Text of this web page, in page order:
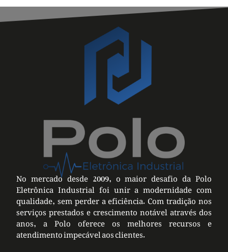
No mercado desde 2009, o maior desafio da Polo
Eletrônica Industrial foi unir a modernidade com
qualidade, sem perder a eficiência. Com tradição nos
serviços prestados e crescimento notável através dos
anos, a Polo oferece os melhores recursos e
atendimento impecável aos clientes.